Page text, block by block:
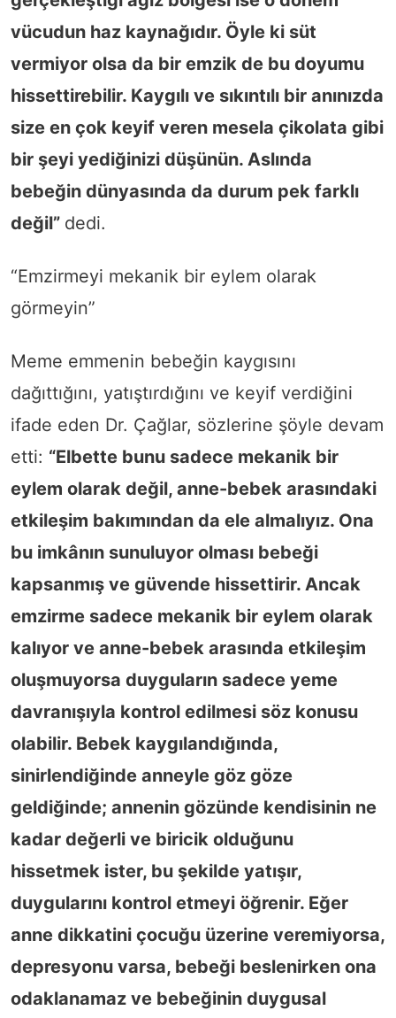
vücudun haz kaynağıdır. Öyle ki süt
vermiyor olsa da bir emzik de bu doyumu
hissettirebilir. Kaygılı ve sıkıntılı bir anınızda
size en çok keyif veren mesela çikolata gibi
bir şeyi yediğinizi düşünün. Aslında
bebeğin dünyasında da durum pek farklı
değil” dedi.
“Emzirmeyi mekanik bir eylem olarak
görmeyin”
Meme emmenin bebeğin kaygısını
dağıttığını, yatıştırdığını ve keyif verdiğini
ifade eden Dr. Çağlar, sözlerine şöyle devam
etti: “Elbette bunu sadece mekanik bir
eylem olarak değil, anne-bebek arasındaki
etkileşim bakımından da ele almalıyız. Ona
bu imkânın sunuluyor olması bebeği
kapsanmış ve güvende hissettirir. Ancak
emzirme sadece mekanik bir eylem olarak
kalıyor ve anne-bebek arasında etkileşim
oluşmuyorsa duyguların sadece yeme
davranışıyla kontrol edilmesi söz konusu
olabilir. Bebek kaygılandığında,
sinirlendiğinde anneyle göz göze
geldiğinde; annenin gözünde kendisinin ne
kadar değerli ve biricik olduğunu
hissetmek ister, bu şekilde yatışır,
duygularını kontrol etmeyi öğrenir. Eğer
anne dikkatini çocuğu üzerine veremiyorsa,
depresyonu varsa, bebeği beslenirken ona
odaklanamaz ve bebeğinin duygusal